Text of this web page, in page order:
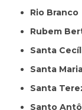
Rio Branco
Rubem
Santa
Santa
Santa
Santo